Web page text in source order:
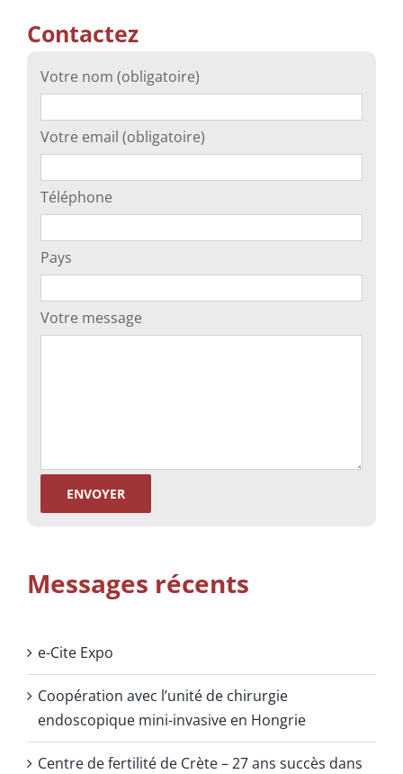
Contactez
Votre nom (obligatoire)
Votre email (obligatoire)
Téléphone
Pays
Votre message
Messages récents
e-Cite Expo
Coopération avec l’unité de chirurgie
endoscopique mini-invasive en Hongrie
Centre de fertilité de Crète – 27 ans succès dans